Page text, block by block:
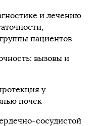
и лечению
пациентов
вызовы и
у
почек
сосудистой